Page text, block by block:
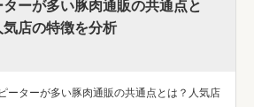
ターが多い豚肉通販の共通点と
気店の特徴を分析
ーターが多い豚肉通販の共通点とは？人気店